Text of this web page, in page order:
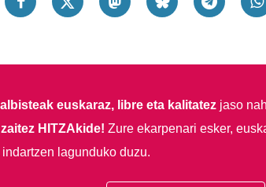
albisteak euskaraz, libre eta kalitatezjaso
HITZAkide! Zure ekarpenari esker,
lagunduko duzu.